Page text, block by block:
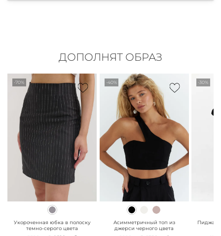
ДОПОЛНЯТ ОБРАЗ
-70%
" class="js-prevent-
Укороченная юбка в полоску
темно-серого цвета
-40%
" class="js-prevent-
images">
Асимметричный топ из
джерси черного цвета
-30%
Пиджак